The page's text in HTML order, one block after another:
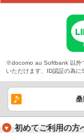
※docomo au Softbank 以外
いただけます、ID認証の為に
初めてご利用の方